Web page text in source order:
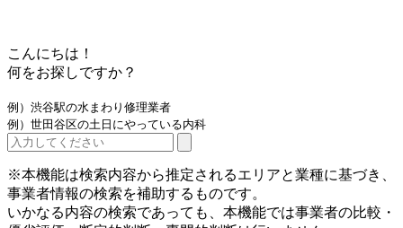
こんにちは！
何をお探しですか？
例）渋谷駅の水まわり修理業者
例）世田谷区の土日にやっている内科
※本機能は検索内容から推定されるエリアと業種に基づき、
事業者情報の検索を補助するものです。
いかなる内容の検索であっても、本機能では事業者の比較・